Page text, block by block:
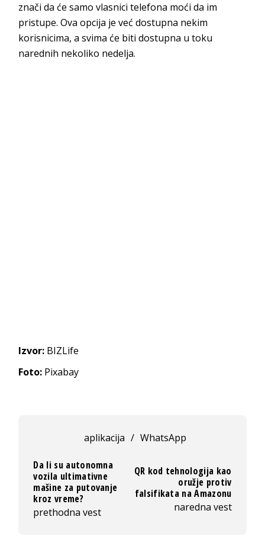
znači da će samo vlasnici telefona moći da im
pristupe. Ova opcija je već dostupna nekim
korisnicima, a svima će biti dostupna u toku
narednih nekoliko nedelja.
Izvor: BIZLife
Foto: Pixabay
aplikacija / WhatsApp
Da li su autonomna
vozila ultimativne
mašine za putovanje
kroz vreme?
prethodna vest
QR kod tehnologija kao
oružje protiv
falsifikata na Amazonu
naredna vest